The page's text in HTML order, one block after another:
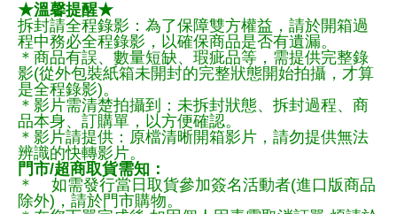
★溫馨提醒★
拆封請全程錄影：為了保障雙方權益，請於開箱過
程中務必全程錄影，以確保商品是否有遺漏。
＊商品有誤、數量短缺、瑕疵品等，需提供完整錄
影(從外包裝紙箱未開封的完整狀態開始拍攝，才算
是全程錄影)。
＊影片需清楚拍攝到：未拆封狀態、拆封過程、商
品本身、訂購單，以方便確認。
＊影片請提供：原檔清晰開箱影片，請勿提供無法
辨識的快轉影片。
門市/超商取貨需知：
＊ 如需發行當日取貨參加簽名活動者(進口版商品
除外)，請於門市購物。